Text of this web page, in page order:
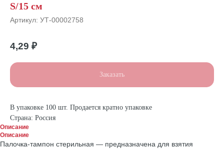
S/15 см
Артикул: УТ-00002758
4,29 ₽
Заказать
В упаковке 100 шт. Продается кратно упаковке
Страна: Россия
Описание
Описание
Палочка-тампон стерильная — предназначена для взятия